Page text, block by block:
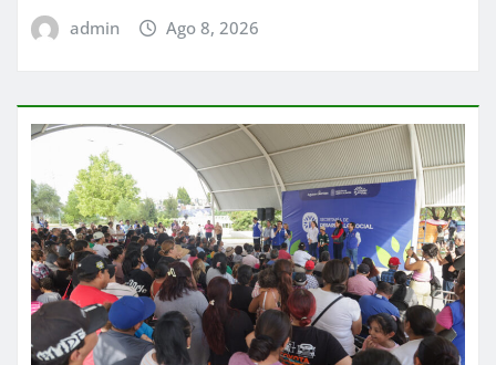
admin Ago 8, 2026